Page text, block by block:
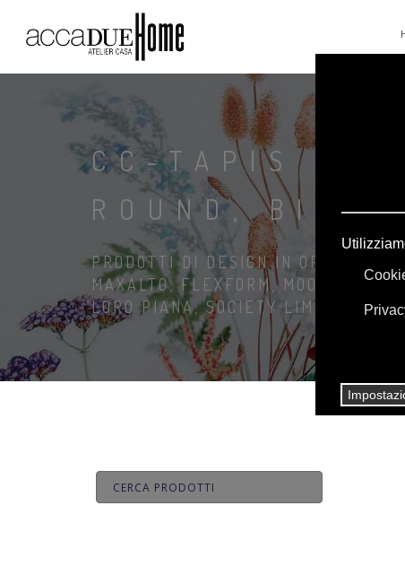
CC-TAPIS
ROUND, BIG,
PRODOTTI DI DESIGN IN OFFERTA:
MAXALTO, FLEXFORM, MOOOI.
LORO PIANA, SOCIETY LIMONTA.